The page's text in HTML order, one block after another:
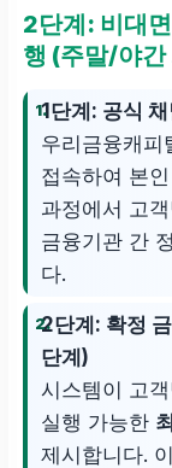
2단계: 비대
행 (주말/야간
1단계: 공식
우리금융캐피
접속하여 본
과정에서 고
금융기관 간
다.
2단계: 확정
단계)
시스템이 고
실행 가능한
제시합니다.